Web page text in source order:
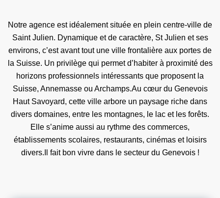
Notre agence est idéalement située en plein centre-ville de
Saint Julien. Dynamique et de caractère, St Julien et ses
environs, c’est avant tout une ville frontalière aux portes de
la Suisse. Un privilège qui permet d’habiter à proximité des
horizons professionnels intéressants que proposent la
Suisse, Annemasse ou Archamps.Au cœur du Genevois
Haut Savoyard, cette ville arbore un paysage riche dans
divers domaines, entre les montagnes, le lac et les forêts.
Elle s’anime aussi au rythme des commerces,
établissements scolaires, restaurants, cinémas et loisirs
divers.Il fait bon vivre dans le secteur du Genevois !